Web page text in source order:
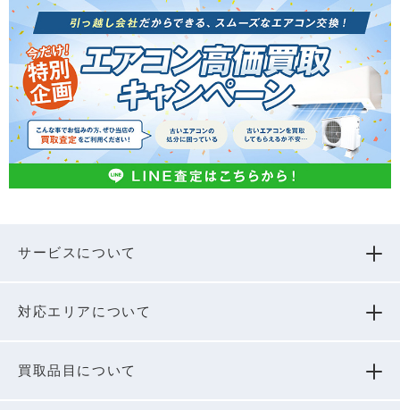
サービスについて
対応エリアについて
買取品⽬について